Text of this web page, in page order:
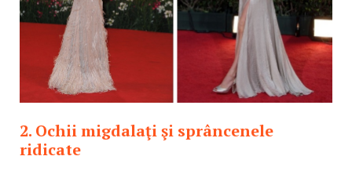
2. Ochii migdalaţi şi sprâncenele
ridicate